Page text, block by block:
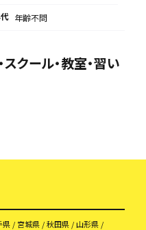
年齢不問
クール・教室・習い
県 宮城県 秋田県
山形県